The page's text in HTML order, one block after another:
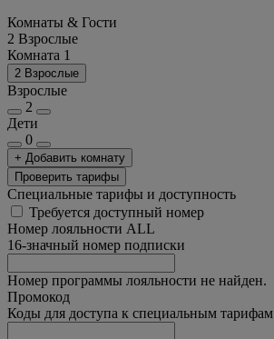
Комнаты & Гости
2 Взрослые
Комната 1
2 Взрослые
Взрослые
2
Дети
0
+ Добавить комнату
Проверить тарифы
Специальные тарифы и доступность
Требуется доступный номер
Номер лояльности ALL
16-значный номер подписки
Номер программы лояльности не найден.
Промокод
Коды для доступа к специальным тарифам